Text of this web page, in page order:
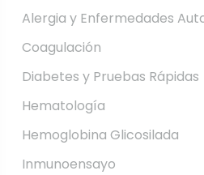
Alergia y Enfermedades
Coagulación
Diabetes y Pruebas Rápidas
Hematología
Hemoglobina Glicosilada
Inmunoensayo